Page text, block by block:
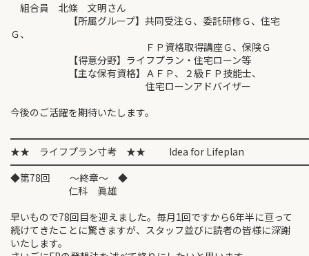
組合員 北條 文明さん
【所属グループ】共同受注Ｇ、委託研修Ｇ、住宅
Ｇ、
ＦＰ資格取得講座Ｇ、保険Ｇ
【得意分野】ライフプラン・住宅ローン等
【主な保有資格】ＡＦＰ、２級ＦＰ技能士、
住宅ローンアドバイザー
今後のご活躍を期待いたします。
★★ ライフプラン寸考 ★★ Idea for Lifeplan
◆第78回 ～終章～ ◆
仁科 眞雄
早いもので78回目を迎えました。毎月1回ですから6年半に亘って
続けてきたことに驚きますが、スタッフ並びに読者の皆様に深謝
いたします。